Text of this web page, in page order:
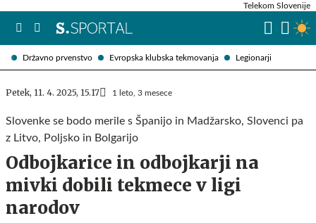
Državno prvenstvo Evropska klubska tekmovanja Legionarji
Telekom Slovenije
Petek, 11. 4. 2025, 15.17 1 leto, 3 mesece
Slovenke se bodo merile s Španijo in Madžarsko, Slovenci pa
z Litvo, Poljsko in Bolgarijo
Odbojkarice in odbojkarji na
mivki dobili tekmece v ligi
narodov